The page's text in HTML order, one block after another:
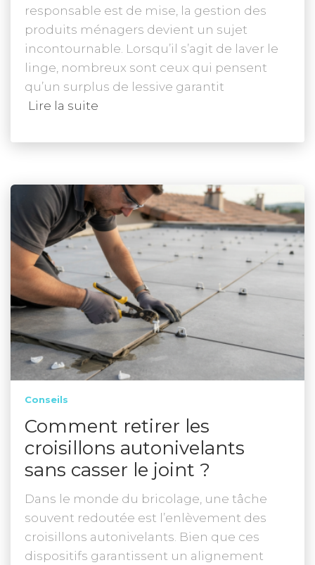
responsable est de mise, la gestion des
produits ménagers devient un sujet
incontournable. Lorsqu’il s’agit de laver le
linge, nombreux sont ceux qui pensent
qu’un surplus de lessive garantit
Lire la suite
Conseils
Comment retirer les
croisillons autonivelants
sans casser le joint ?
Dans le monde du bricolage, une tâche
souvent redoutée est l’enlèvement des
croisillons autonivelants. Bien que ces
dispositifs garantissent un alignement